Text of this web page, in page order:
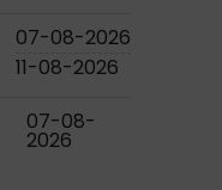
07-08-2026
11-08-2026
07-08-
2026